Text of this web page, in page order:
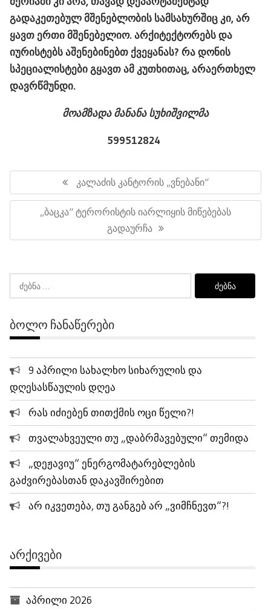
გადაკეთებულ მშენებლობის სამსახურშიც კი, არ
ყავთ ერთი მშენებელიო. არქიტექტორებს და
იურისტებს აშენებინებთ ქვეყანას? რა დონის
სპეციალისტები გყავთ ამ კუთხითაც, არაერთხელ
დავრწმუნდი.
მოამზადა მანანა სუხიშვილმა
599512824
Previous
Post:
Კალაძის Კანტორის „ვნებანი“
Next
„ბაცკა“ Ტერორისტის Იარლიყის Მიწებებას
Გადაურჩა
ძებნა:
ᲑᲝᲚᲝ ᲩᲐᲜᲐᲬᲔᲠᲔᲑᲘ
9 აპრილი სახალხო სიხარულის და
დღესასწაულის დღეა
რას იძიებენ თითქმის ოცი წელი?!
თვალახვეული თუ „დაბრმავებული“ თემიდა
„დეჟავიუ“ ენერგომატარებლების
გაძვირებასთან დაკავშირებით
არ იკვეთება, თუ განგებ არ „ვიმჩნევთ“?!
ᲐᲠᲥᲘᲕᲔᲑᲘ
აპრილი 2026